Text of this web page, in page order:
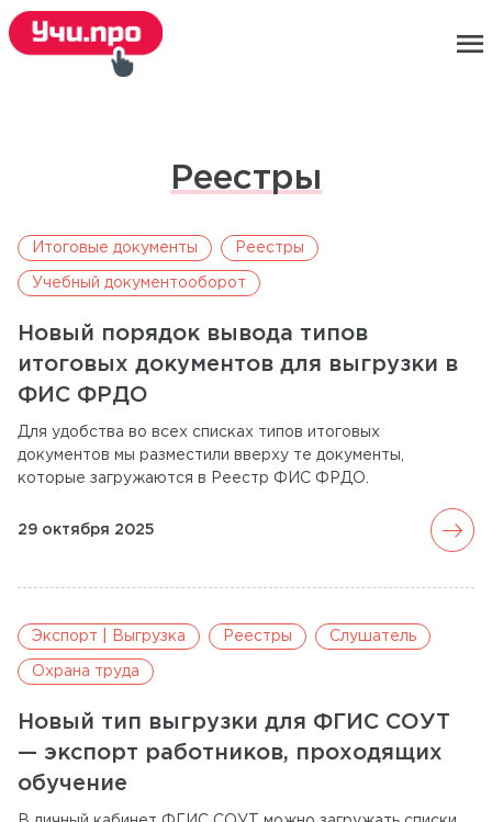
menu
Реестры
Итоговые документы Реестры
Учебный документооборот
Новый порядок вывода типов
итоговых документов для выгрузки в
ФИС ФРДО
Для удобства во всех списках типов итоговых
документов мы разместили вверху те документы,
которые загружаются в Реестр ФИС ФРДО.
29 октября 2025 arrow_forward
Экспорт | Выгрузка Реестры Слушатель
Охрана труда
Новый тип выгрузки для ФГИС СОУТ
— экспорт работников, проходящих
обучение